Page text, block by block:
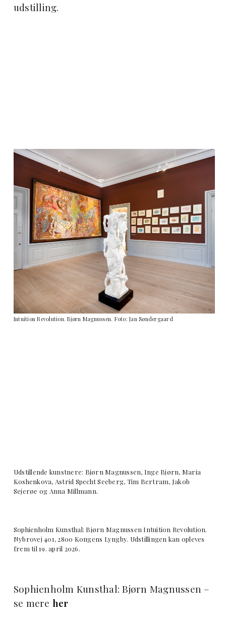
udstilling.
Intuition Revolution. Bjørn Magnussen. Foto: Jan Søndergaard
Udstillende kunstnere: Bjørn Magnussen, Inge Bjørn, Maria
Koshenkova, Astrid Specht Seeberg, Tim Bertram, Jakob
Sejerøe og Anna Millmann.
Sophienholm Kunsthal: Bjørn Magnussen Intuition Revolution.
Nybrovej 401, 2800 Kongens Lyngby. Udstillingen kan opleves
frem til 19. april 2026.
Sophienholm Kunsthal: Bjørn Magnussen –
se mere her